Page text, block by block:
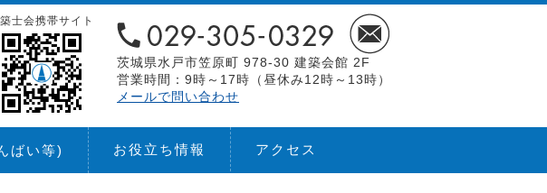
茨城県水戸市笠原町 978-30 建築会館 2F
営業時間：9時～17時（昼休み12時～13時）
メールで問い合わせ
士会携帯サイト
ばい等) お役立ち情報 アクセス